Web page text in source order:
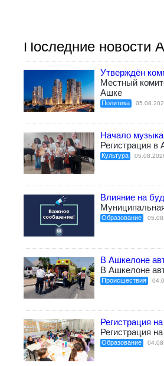
Последние новости
Утверждён
Местный
Ашке
Политика
Начало
Регистрация
Культура
Влияние на
Образование
В Ашкелоне
В Ашкелоне
Происшествия
Регистрация
Регистрация
Образование